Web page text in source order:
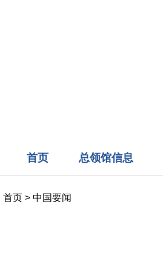
首页 总领馆信息
首页 > 中国要闻